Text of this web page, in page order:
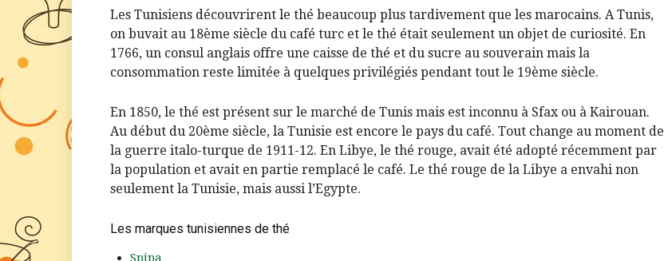
Les Tunisiens découvrirent le thé beaucoup plus tardivement que les marocains. A Tunis,
on buvait au 18ème siècle du café turc et le thé était seulement un objet de curiosité. En
1766, un consul anglais offre une caisse de thé et du sucre au souverain mais la
consommation reste limitée à quelques privilégiés pendant tout le 19ème siècle.
En 1850, le thé est présent sur le marché de Tunis mais est inconnu à Sfax ou à Kairouan.
Au début du 20ème siècle, la Tunisie est encore le pays du café. Tout change au moment de
la guerre italo-turque de 1911-12. En Libye, le thé rouge, avait été adopté récemment par
la population et avait en partie remplacé le café. Le thé rouge de la Libye a envahi non
seulement la Tunisie, mais aussi l’Egypte.
Les marques tunisiennes de thé
Spipa